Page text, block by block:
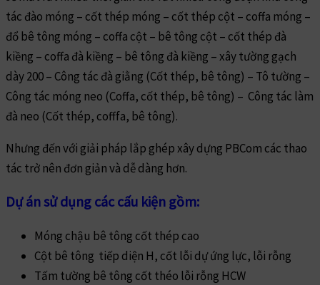
tác đào móng – cốt thép móng – cốt thép cột – coffa móng –
đổ bê tông móng – coffa cột – bê tông cột – cốt thép đà
kiềng – coffa đà kiềng – bê tông đà kiềng – xây tường gạch
dày 200 – Công tác đà giằng (Cốt thép, bê tông) – Tô tường –
Công tác móng neo (Coffa, cốt thép, bê tông) – Công tác làm
đà neo (Cốt thép, cofffa, bê tông).
Nhưng đến với giải pháp lắp ghép xây dựng PBCom các thao
tác trở nên đơn giản và dễ dàng hơn.
Dự án sử dụng các cấu kiện gồm:
Móng chậu bê tông cốt thép cao
Cột bê tông tiếp diện H, cốt lỗi dự ứng lực, lỗi rỗng
Tấm tường bê tông cốt théo lỗi rỗng HCW